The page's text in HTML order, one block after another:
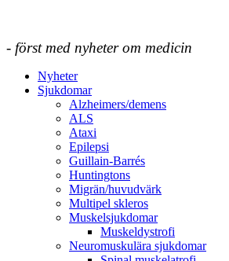
- först med nyheter om medicin
Nyheter
Sjukdomar
Alzheimers/demens
ALS
Ataxi
Epilepsi
Guillain-Barrés
Huntingtons
Migrän/huvudvärk
Multipel skleros
Muskelsjukdomar
Muskeldystrofi
Neuromuskulära sjukdomar